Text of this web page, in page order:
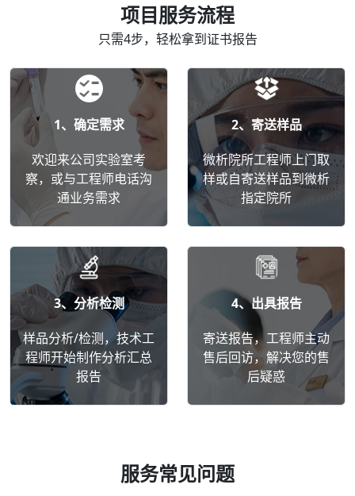
项目服务流程
只需4步，轻松拿到证书报告
1、确定需求
欢迎来公司实验室考
察，或与工程师电话沟
通业务需求
2、寄送样品
微析院所工程师上门取
样或自寄送样品到微析
指定院所
3、分析检测
样品分析/检测，技术工
程师开始制作分析汇总
报告
4、出具报告
寄送报告，工程师主动
售后回访，解决您的售
后疑惑
服务常见问题